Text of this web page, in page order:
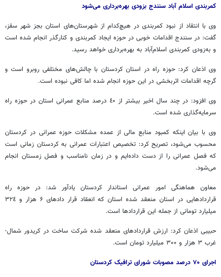
کمربندی اسلام آباد سنندج بزودی بهره‌برداری می‌شود
وی با انتقاد از نبود کمربندی در هیچ‌کدام از شهرستان‌های استان بجز شهر سقز،
گفت: در سنندج اقدامات خوبی در حوزه ایجاد کمربندی و کنارگذر انجام شده است
و به‌زودی کمربندی اسلام‌آباد به بهره‌برداری خواهد رسید.
وی اذعان کرد: حوزه راه در استان کردستان با چالش‌های مختلفی روبرو است و
گرچه اقدامات اثربخشی در این حوزه انجام شده اما کافی نبوده است.
وی افزود: در چند سال اخیر بیشتر از ٤۰ درصد منابع عمرانی استان در حوزه راه
سرمایه‌گذاری شده است.
وی با بیان اینکه کمبود منابع مالی از عمده مشکلات حوزه عمرانی در کردستان
محسوب می‌شود، تصریح کرد: تخصیص اعتبارات عمرانی به کردستان زمانی است
که فصل عمرانی را از دست داده‌ایم و در زمان نامناسب و فصل زمستان انجام
می‌شود.
معاون هماهنگی امور عمرانی استاندار کردستان یادآور شد: در حوزه راه
قراردادهایی در استان منعقد شده استان که انعقاد قرار دادهای ۶ هزار و ۳۲٤
میلیارد تومانی از جمله این قراردادها است.
حبیبی اذعان کرد: ارزش قراردادهای منعقد شده شرکت ساخت در کریدور شمال-
غرب ۳ هزار و ۳۰۰ میلیارد تومان است.
اجرای ۷۰ درصد مصوبات شورای ترافیک کردستان